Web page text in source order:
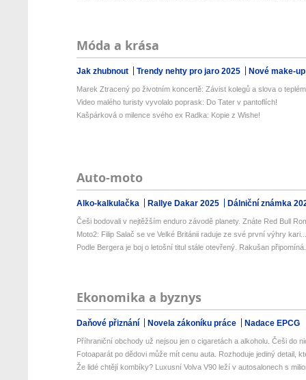
Móda a krása
Jak zhubnout Trendy nehty pro jaro 2025 Nové make-
Marek Ztracený po životním koncertě: Závist kolegů a slova o
Video malého turisty vyvolalo poprask: Do Tater v pantoflích!
Kašpárková o milence svého ex Radka: Kopie z Wishe!
Auto-moto
Alko-kalkulačka Rallye Dakar 2025 Dálniční známka
Češi bodovali v nejtěžším enduro závodě planety. Znáte Red Bull
Moto2: Filip Salač se ve Velké Británii raduje ze své první výhry
Podle Bergera je boj o letošní titul stále otevřený. Rakušan
Ekonomika a byznys
Daňové přiznání Novela zákoníku práce Nadace EPCG
Příhraniční obchody už nejsou jen o cigaretách a alkoholu. Češi do
Fotoaparát po dědovi může mít cenu auta. Rozhoduje jediný detail,
Že lidé chtějí kombíky? Luxusní Volva V90 leží v autosalonech s